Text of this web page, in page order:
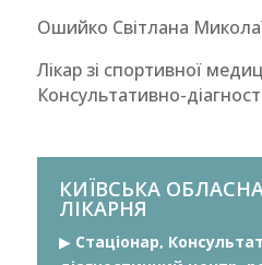
Ошийко Світлана
Лікар зі спортивної
Консультативно-
КИЇВСЬКА
ЛІКАРНЯ
▶︎Стаціонар,